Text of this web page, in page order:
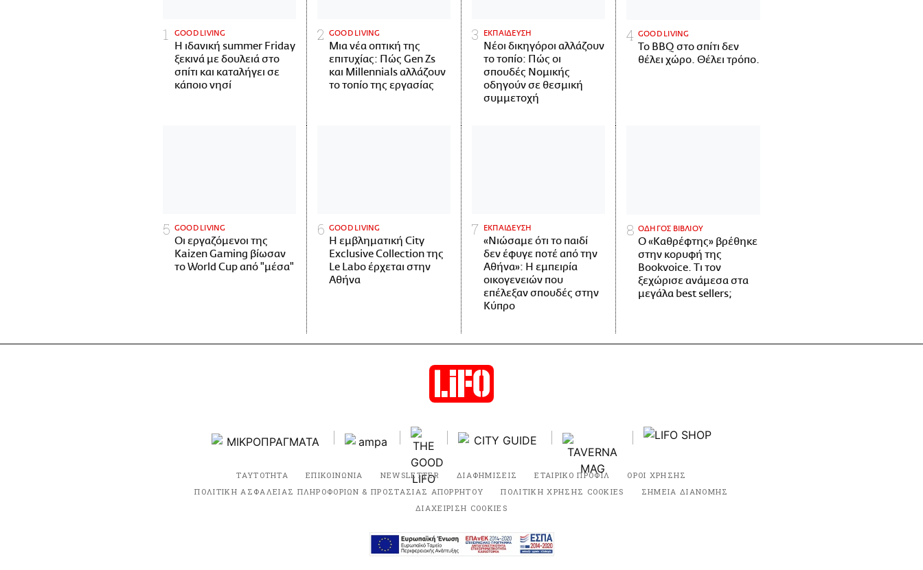
GOOD LIVING
Η ιδανική summer Friday
ξεκινά με δουλειά στο
σπίτι και καταλήγει σε
κάποιο νησί
GOOD LIVING
Μια νέα οπτική της
επιτυχίας: Πώς Gen Zs
και Millennials αλλάζουν
το τοπίο της εργασίας
ΕΚΠΑΙΔΕΥΣΗ
Νέοι δικηγόροι αλλάζουν
το τοπίο: Πώς οι
σπουδές Νομικής
οδηγούν σε θεσμική
συμμετοχή
GOOD LIVING
Το BBQ στο σπίτι δεν
θέλει χώρο. Θέλει τρόπο.
GOOD LIVING
Οι εργαζόμενοι της
Kaizen Gaming βίωσαν
το World Cup από "μέσα"
GOOD LIVING
Η εμβληματική City
Exclusive Collection της
Le Labo έρχεται στην
Αθήνα
ΕΚΠΑΙΔΕΥΣΗ
«Νιώσαμε ότι το παιδί
δεν έφυγε ποτέ από την
Αθήνα»: Η εμπειρία
οικογενειών που
επέλεξαν σπουδές στην
Κύπρο
ΟΔΗΓΟΣ ΒΙΒΛΙΟΥ
Ο «Καθρέφτης» βρέθηκε
στην κορυφή της
Bookvoice. Τι τον
ξεχώρισε ανάμεσα στα
μεγάλα best sellers;
ΤΑΥΤΟΤΗΤΑ ΕΠΙΚΟΙΝΩΝΙΑ NEWSLETTER ΔΙΑΦΗΜΙΣΕΙΣ ΕΤΑΙΡΙΚΟ ΠΡΟΦΙΛ
ΟΡΟΙ ΧΡΗΣΗΣ
ΠΟΛΙΤΙΚΗ ΑΣΦΑΛΕΙΑΣ ΠΛΗΡΟΦΟΡΙΩΝ & ΠΡΟΣΤΑΣΙΑΣ ΑΠΟΡΡΗΤΟΥ
ΠΟΛΙΤΙΚΗ ΧΡΗΣΗΣ COOKIES
ΣΗΜΕΙΑ ΔΙΑΝΟΜΗΣ
ΔΙΑΧΕΙΡΙΣΗ COOKIES